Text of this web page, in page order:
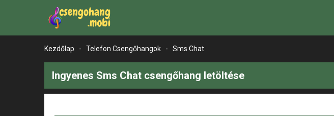
Kezdőlap - Telefon Csengőhangok - Sms Chat
Ingyenes Sms Chat csengőhang letöltése